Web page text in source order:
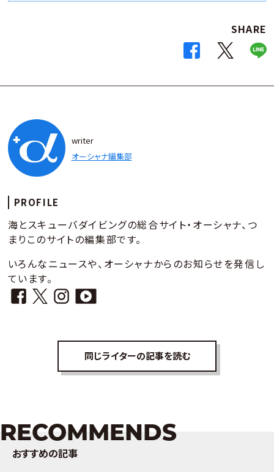
SHARE
writer
オーシャナ編集部
PROFILE
海とスキューバダイビングの総合サイト・オーシャナ、つ
まりこのサイトの編集部です。
いろんなニュースや、オーシャナからのお知らせを発信し
ています。
同じライターの記事を読む
RECOMMENDS
おすすめの記事